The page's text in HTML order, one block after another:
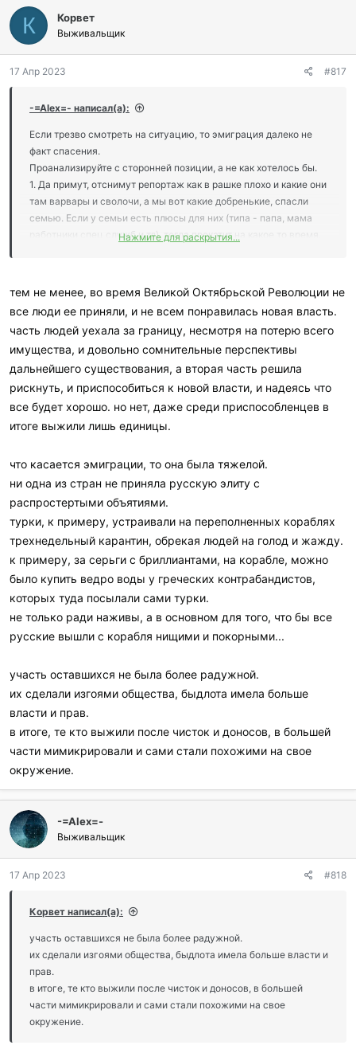
К Корвет
Выживальщик
17 Апр 2023 #817
-=Аlex=- написал(а):
Если трезво смотреть на ситуацию, то эмиграция далеко не
факт спасения.
Проанализируйте с сторонней позиции, а не как хотелось бы.
1. Да примут, отснимут репортаж как в рашке плохо и какие они
там варвары и сволочи, а мы вот какие добренькие, спасли
семью. Если у семьи есть плюсы для них (типа - папа, мама
работники спец служб и тд). тогда прокатит на какое то время,
2. Знание языка. Думаю тут все понятно (всеми членами
3. Менталитет и привычка быть изгоями - чужими. Вам могут
улыбаться в лицо, но на спину обязательно плюнут. У детей все
будет гораздо хуже.
4. делаю крайним пунктом, но сюда еще с десяток смело
можно добавить. Во время когда все размахивают хоботами,
меряются длинной ядерных ракет, думается у России всеж
Накроет в России, накроет и там.
Народ нынче другой, многие не только мимо пройдут но еще и
смартфоны достанут что-бы снять как горемыка загибается...
НО все же остались и такие кто поможет. Думаю что процент
таких людей, по отношению к вам, в России будет больше.
П.С. Никого ни к чему не призываю, болеть патриотизмом
тоже, это так сказать чисто жидовская меркантильность
а
глядя как пендосы усиленно топят-морозят европу...
Нажмите для раскрытия...
тем не менее, во время Великой Октябрьской Революции не
все люди ее приняли, и не всем понравилась новая власть.
часть людей уехала за границу, несмотря на потерю всего
имущества, и довольно сомнительные перспективы
дальнейшего существования, а вторая часть решила
рискнуть, и приспособиться к новой власти, и надеясь что
все будет хорошо. но нет, даже среди приспособленцев в
итоге выжили лишь единицы.
что касается эмиграции, то она была тяжелой.
ни одна из стран не приняла русскую элиту с
распростертыми объятиями.
турки, к примеру, устраивали на переполненных кораблях
трехнедельный карантин, обрекая людей на голод и жажду.
к примеру, за серьги с бриллиантами, на корабле, можно
было купить ведро воды у греческих контрабандистов,
которых туда посылали сами турки.
не только ради наживы, а в основном для того, что бы все
русские вышли с корабля нищими и покорными...
участь оставшихся не была более радужной.
их сделали изгоями общества, быдлота имела больше
власти и прав.
в итоге, те кто выжили после чисток и доносов, в большей
части мимикрировали и сами стали похожими на свое
окружение.
-=Аlex=-
Выживальщик
17 Апр 2023 #818
Корвет написал(а):
участь оставшихся не была более радужной.
их сделали изгоями общества, быдлота имела больше власти и
прав.
в итоге, те кто выжили после чисток и доносов, в большей
части мимикрировали и сами стали похожими на свое
окружение.